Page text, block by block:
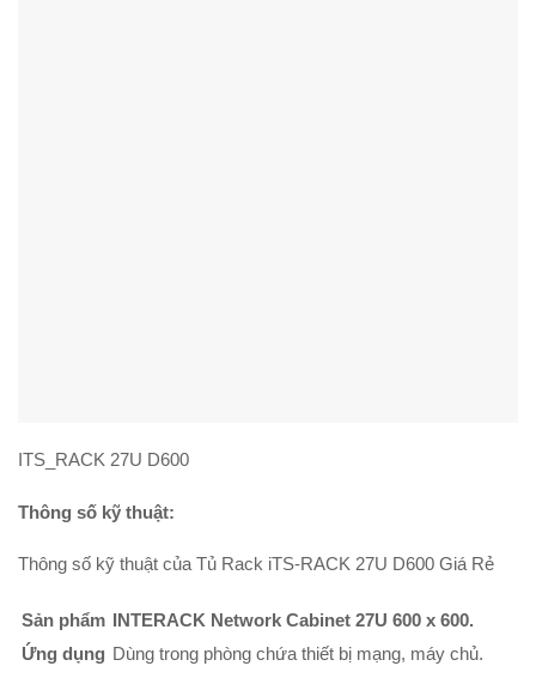
ITS_RACK 27U D600
Thông số kỹ thuật:
Thông số kỹ thuật của Tủ Rack iTS-RACK 27U D600 Giá Rẻ
Sản phẩm INTERACK Network Cabinet 27U 600 x 600.
Ứng dụng Dùng trong phòng chứa thiết bị mạng, máy chủ.